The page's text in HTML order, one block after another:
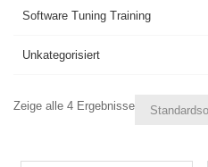
Zeige alle 4 Ergebnisse
Software Tuning Training
Unkategorisiert